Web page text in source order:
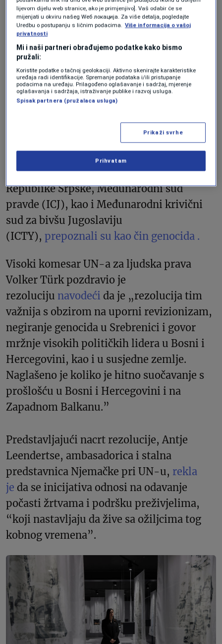
Genocid u Srebrenici odnosi se na masakr
iz jula1995. godine kada je vojska
bosanskih Srba zauzela Srebrenicu, koju je
Vijeće sigurnosti UN-a prethodno
proglasilo sigurnom zonom, i brutalno
protjerala 20.000 ljudi iz grada.
Ovo brutalno ubistvo bosanskih
Muslimana u Srebrenici od strane vojske
Republike Srpske, Međunarodni sud
pravde (ICJ), kao i Međunarodni krivični
sud za bivšu Jugoslaviju
(ICTY), prepoznali su kao čin genocida .
Visoki komesar UN-a za ljudska prava
Volker Türk pozdravio je
rezoluciju navodeći da je „rezolucija tim
važnija s obzirom na uporni revizionizam,
negiranje genocida u Srebrenici i govor
mržnje visokih političkih lidera u Bosni i
Hercegovini, kao i u susjedne zemlje.
Naglašeno je koliko je hitno suočavanje s
prošlošću u Bosni i Hercegovini i na
Zapadnom Balkanu.”
Predstavljajući nacrt rezolucije, Antje
Leendertse, ambasadorica i stalna
predstavnica Njemačke pri UN-u, rekla
je da se inicijativa odnosi na odavanje
počasti žrtvama i podršku preživjelima,
“koji nastavljaju da žive sa ožiljcima tog
kobnog vremena”.
lijevom dijelu web stranice, ako je primjenjivo]. Vaš odabir će se
mijenjati u okviru našeg Wеб локација. Za više detalja, pogledajte
Uredbu o postupanju s ličnim podacima. Više informacija o vašoj
privatnosti
Mi i naši partneri obrađujemo podatke kako bismo
pružali:
Koristite podatke o tačnoj geolokaciji. Aktivno skenirajte karakteristike
uređaja radi identifikacije. Spremanje podataka i/ili pristupanje
podacima na uređaju. Prilagođeno oglašavanje i sadržaj, mjerenje
oglašavanja i sadržaja, istraživanje publike i razvoj usluga.
Spisak partnera (pružalaca usluga)
Prikaži svrhe
Prihvatam